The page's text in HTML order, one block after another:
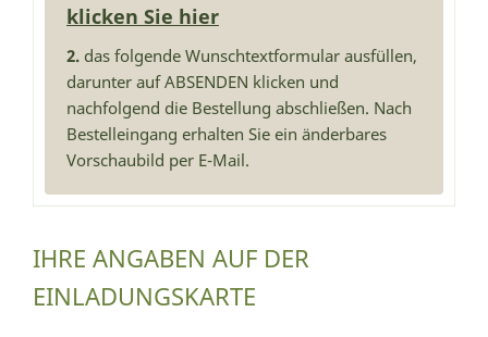
klicken Sie hier
2. das folgende Wunschtextformular ausfüllen,
darunter auf ABSENDEN klicken und
nachfolgend die Bestellung abschließen. Nach
Bestelleingang erhalten Sie ein änderbares
Vorschaubild per E-Mail.
IHRE ANGABEN AUF DER
EINLADUNGSKARTE